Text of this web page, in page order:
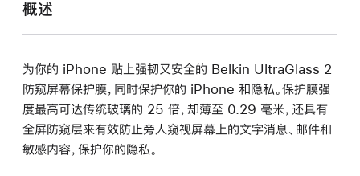
概述
为你的 iPhone 贴上强韧又安全的 Belkin UltraGlass 2
防窥屏幕保护膜，同时保护你的 iPhone 和隐私。保护膜强
度最高可达传统玻璃的 25 倍，却薄至 0.29 毫米，还具有
全屏防窥层来有效防止旁人窥视屏幕上的文字消息、邮件和
敏感内容，保护你的隐私。